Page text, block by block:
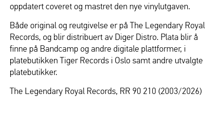
oppdatert coveret og mastret den nye vinylutgaven.
Både original og reutgivelse er på The Legendary Royal
Records, og blir distribuert av Diger Distro. Plata blir å
finne på Bandcamp og andre digitale plattformer, i
platebutikken Tiger Records i Oslo samt andre utvalgte
platebutikker.
The Legendary Royal Records, RR 90 210 (2003/2026)